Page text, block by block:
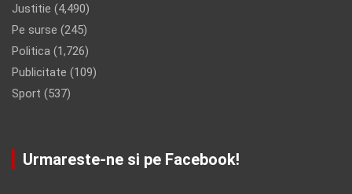
Justitie (4,490)
Pe surse (245)
Politica (1,726)
Publicitate (109)
Sport (537)
Urmareste-ne si pe Facebook!